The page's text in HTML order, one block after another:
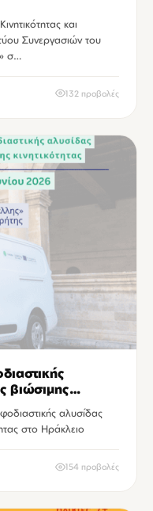
και
Συνεργασιών του
σ…
132 προβολές
βιώσιμης
αλυσίδας
στο Ηράκλειο
154 προβολές